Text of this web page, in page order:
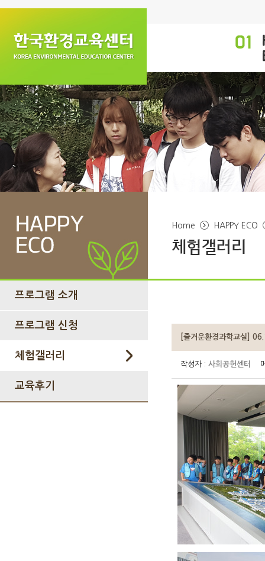
프로그램 소개
프로그램 신청
체험갤러리
교육후기
Home HAPPY ECO
[즐거운환경과학교실]
작성자 : 사회공헌센터